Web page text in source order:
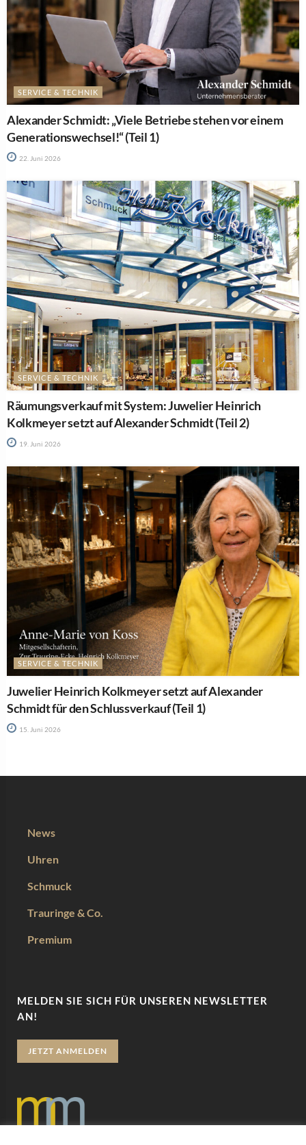
SERVICE & TECHNIK
Alexander Schmidt: „Viele Betriebe stehen vor einem
Generationswechsel!“ (Teil 1)
22. Juni 2026
SERVICE & TECHNIK
Räumungsverkauf mit System: Juwelier Heinrich
Kolkmeyer setzt auf Alexander Schmidt (Teil 2)
19. Juni 2026
SERVICE & TECHNIK
Juwelier Heinrich Kolkmeyer setzt auf Alexander
Schmidt für den Schlussverkauf (Teil 1)
15. Juni 2026
News
Uhren
Schmuck
Trauringe & Co.
Premium
MELDEN SIE SICH FÜR UNSEREN NEWSLETTER
AN!
JETZT ANMELDEN